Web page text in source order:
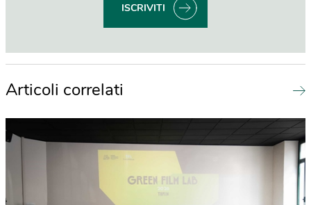
ISCRIVITI
Articoli correlati